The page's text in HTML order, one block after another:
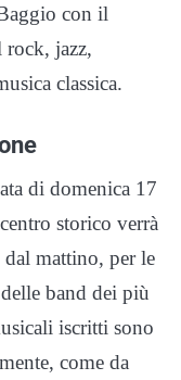
con il
jazz,
classica.
di domenica 17
storico verrà
mattino, per le
band dei più
iscritti sono
come da